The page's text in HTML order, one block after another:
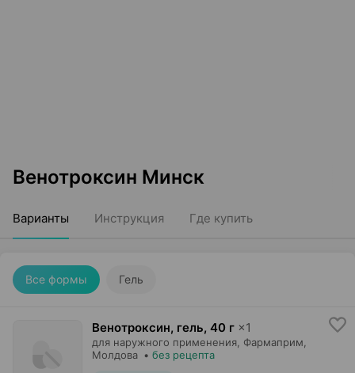
Венотроксин Минск
Варианты Инструкция Где купить
Все формы Гель
Венотроксин, гель, 40 г ×1
для наружного применения, Фармаприм
Молдова • без рецепта